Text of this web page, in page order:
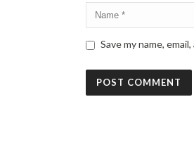
Save my name,